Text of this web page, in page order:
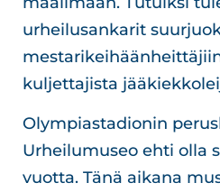
urheilusankarit
kuljettajista
Olympiastadionin
Urheilumuseo ehti olla
vuotta. Tänä aikana